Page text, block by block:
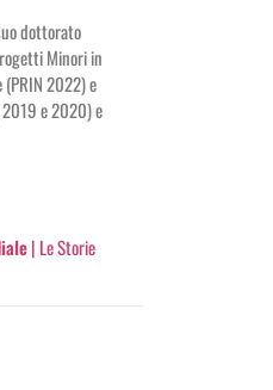
dottorato
Minori in
2022) e
2019 e 2020) e
| Le Storie